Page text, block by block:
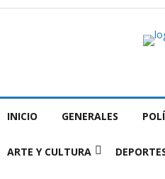
INICIO GENERALES
ARTE Y CULTURA